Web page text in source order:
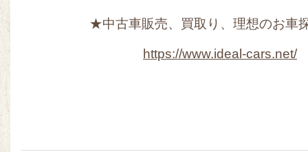
★中古車販売、買取り、理想のお車
https://www.ideal-cars.net/